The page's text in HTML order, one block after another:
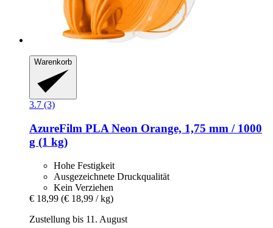
Warenkorb
3.7 (3)
AzureFilm PLA Neon Orange, 1,75 mm / 1000
g (1 kg)
Hohe Festigkeit
Ausgezeichnete Druckqualität
Kein Verziehen
€ 18,99 (€ 18,99 / kg)
Zustellung bis 11. August